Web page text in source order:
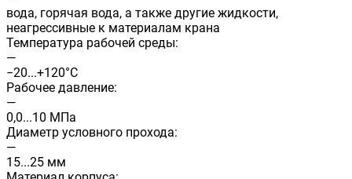
вода, горячая вода, а также другие жидкости,
неагрессивные к материалам крана
Температура рабочей среды:
—
−20...+120°С
Рабочее давление:
—
0,0...10 МПа
Диаметр условного прохода:
—
15...25 мм